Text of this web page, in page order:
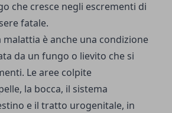
che cresce negli escrementi di
fatale.
malattia è anche una condizione
da un fungo o lievito che si
Le aree colpite
la bocca, il sistema
e il tratto urogenitale, in